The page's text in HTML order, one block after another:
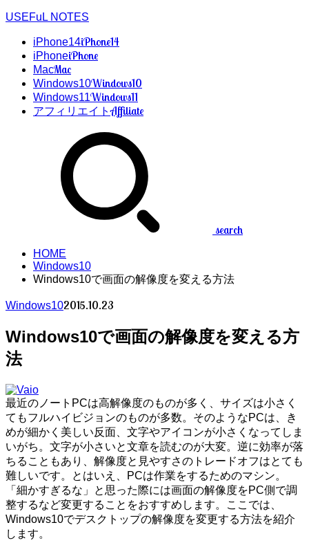
USEFuL NOTES
iPhone14iPhone14
iPhoneiPhone
MacMac
Windows10Windows10
Windows11Windows11
アフィリエイトAffiliate
search
HOME
Windows10
Windows10で画面の解像度を変える方法
Windows102015.10.23
Windows10で画面の解像度を変える方
法
最近のノートPCは高解像度のものが多く、サイズは小さく
てもフルハイビジョンのものが多数。そのようなPCは、き
めが細かく美しい反面、文字やアイコンが小さくなってしま
いがち。文字が小さいと文章を読むのが大変。逆に効率が落
ちることもあり、解像度と見やすさのトレードオフはとても
難しいです。とはいえ、PCは作業をするためのマシン。
「細かすぎるな」と思った際には画面の解像度をPC側で調
整するなど変更することをおすすめします。ここでは、
Windows10でデスクトップの解像度を変更する方法を紹介
します。